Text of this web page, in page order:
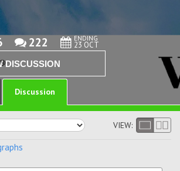
222 ENDING
23 OCT
DISCUSSION
Discussion
VIEW: